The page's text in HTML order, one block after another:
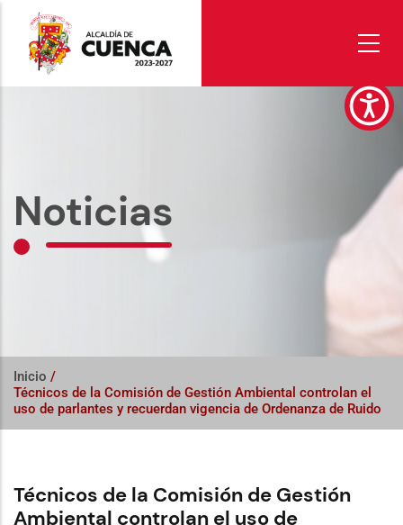
contenido
principal
Noticias
Inicio /
Técnicos de la Comisión de Gestión Ambiental controlan el
uso de parlantes y recuerdan vigencia de Ordenanza de Ruido
Técnicos de la Comisión de Gestión
Ambiental controlan el uso de